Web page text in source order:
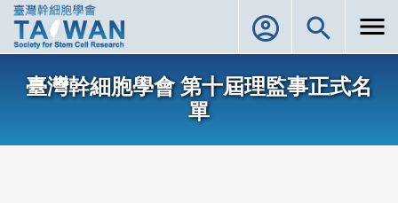
account_circle search menu
臺灣幹細胞學會 第十屆理監事正式名
單